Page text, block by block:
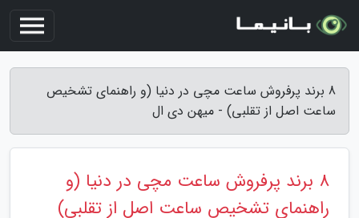
8 برند پرفروش ساعت مچی در دنیا (و راهنمای تشخیص
ساعت اصل از تقلبی) - میهن دی ال
8 برند پرفروش ساعت مچی در دنیا (و
راهنمای تشخیص ساعت اصل از تقلبی)